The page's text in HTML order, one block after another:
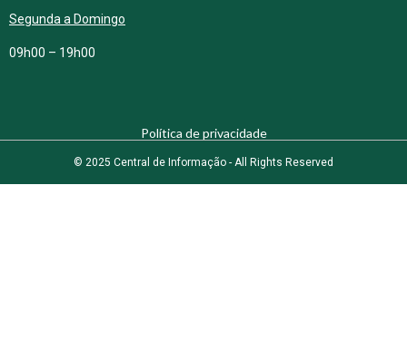
Segunda a Domingo
09h00 – 19h00
Política de privacidade
© 2025 Central de Informação - All Rights Reserved